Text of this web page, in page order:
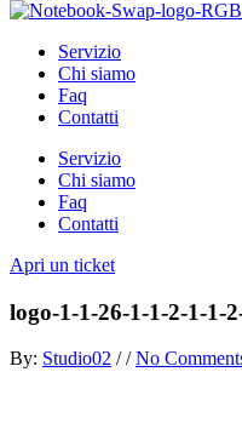
Servizio
Chi siamo
Faq
Contatti
Servizio
Chi siamo
Faq
Contatti
Apri un ticket
logo-1-1-26-1-1-2-1-1-
By: Studio02 / / No